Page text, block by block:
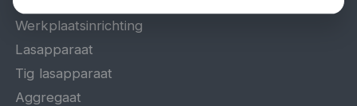
Werkplaatsinrichting
Lasapparaat
Tig lasapparaat
Aggregaat